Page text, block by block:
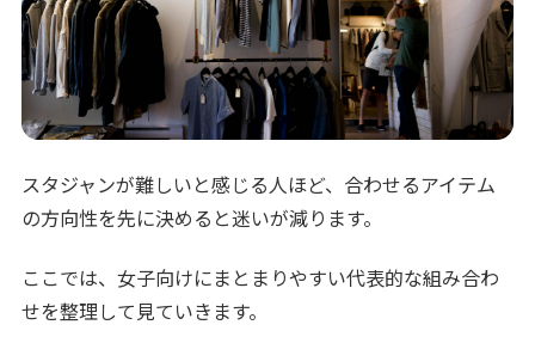
スタジャンが難しいと感じる人ほど、合わせるアイテム
の方向性を先に決めると迷いが減ります。
ここでは、女子向けにまとまりやすい代表的な組み合わ
せを整理して見ていきます。